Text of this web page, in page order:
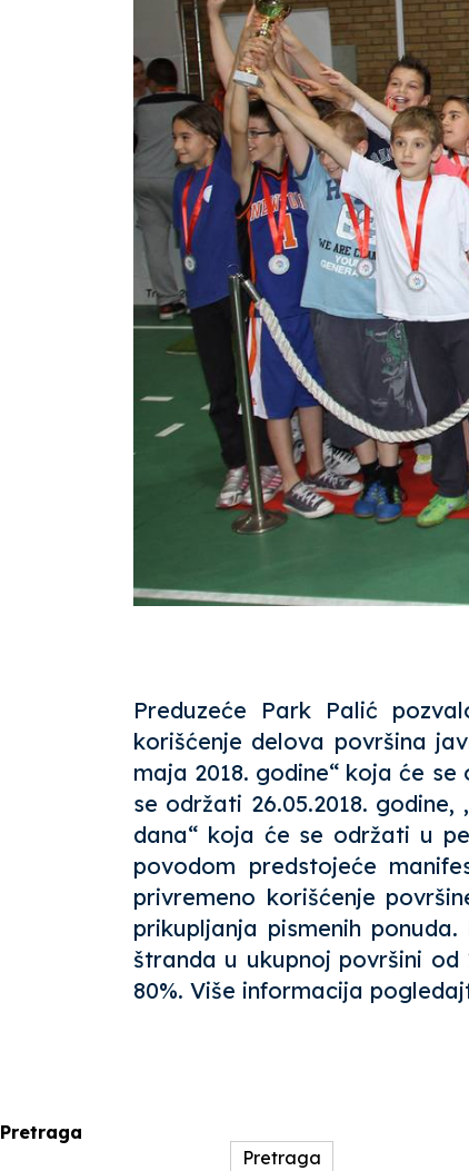
Preduzeće Park Palić
korišćenje delova površina
maja 2018. godine“ koja će se
se održati 26.05.2018.
dana“ koja će se održati u
povodom predstojeće
privremeno korišćenje
prikupljanja pismenih
štranda u ukupnoj površini od
80%. Više informacija
Pretraga
Pretraga